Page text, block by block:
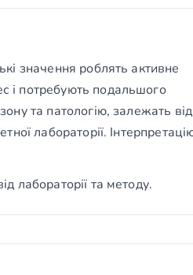
значення роблять активне
і потребують подальшого
та патологію, залежать від
лабораторії.
лабораторії та методу.